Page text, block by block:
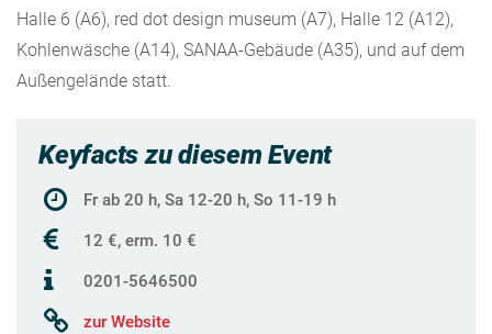
Halle 6 (A6), red dot design museum (A7), Halle 12 (A12),
Kohlenwäsche (A14), SANAA-Gebäude (A35), und auf dem
Außengelände statt.
Keyfacts zu diesem Event
Fr ab 20 h, Sa 12-20 h, So 11-19 h
12 €, erm. 10 €
0201-5646500
zur Website